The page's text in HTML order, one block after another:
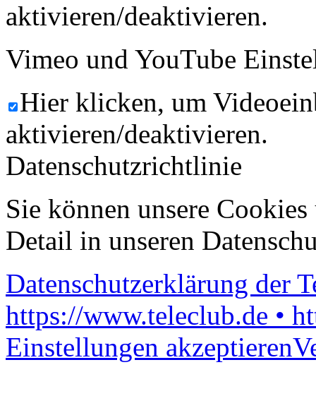
aktivieren/deaktivieren.
Vimeo und YouTube
Hier klicken, um
aktivieren/deaktivieren.
Datenschutzrichtlinie
Sie können unsere
Detail in unseren
Datenschutzerklärung der
https://www.teleclub.de •
Einstellungen akzeptieren